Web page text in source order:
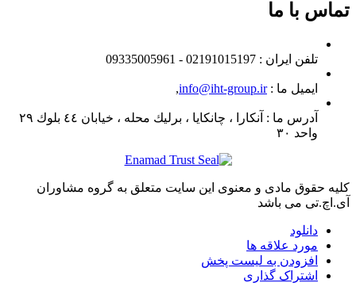
تماس با ما
تلفن ايران : 02191015197 - 09335005961
ایمیل ما : info@iht-group.ir
,
آدرس ما :
آنكارا ، چانكايا ، برليك محله ، خيابان ٤٤ بلوك ٢٩
واحد ٣٠
کلیه حقوق مادی و معنوی این سایت متعلق به گروه مشاوران
آی.اچ.تی می باشد
دانلود
مورد علاقه ها
افزودن به لیست پخش
اشتراک گذاری